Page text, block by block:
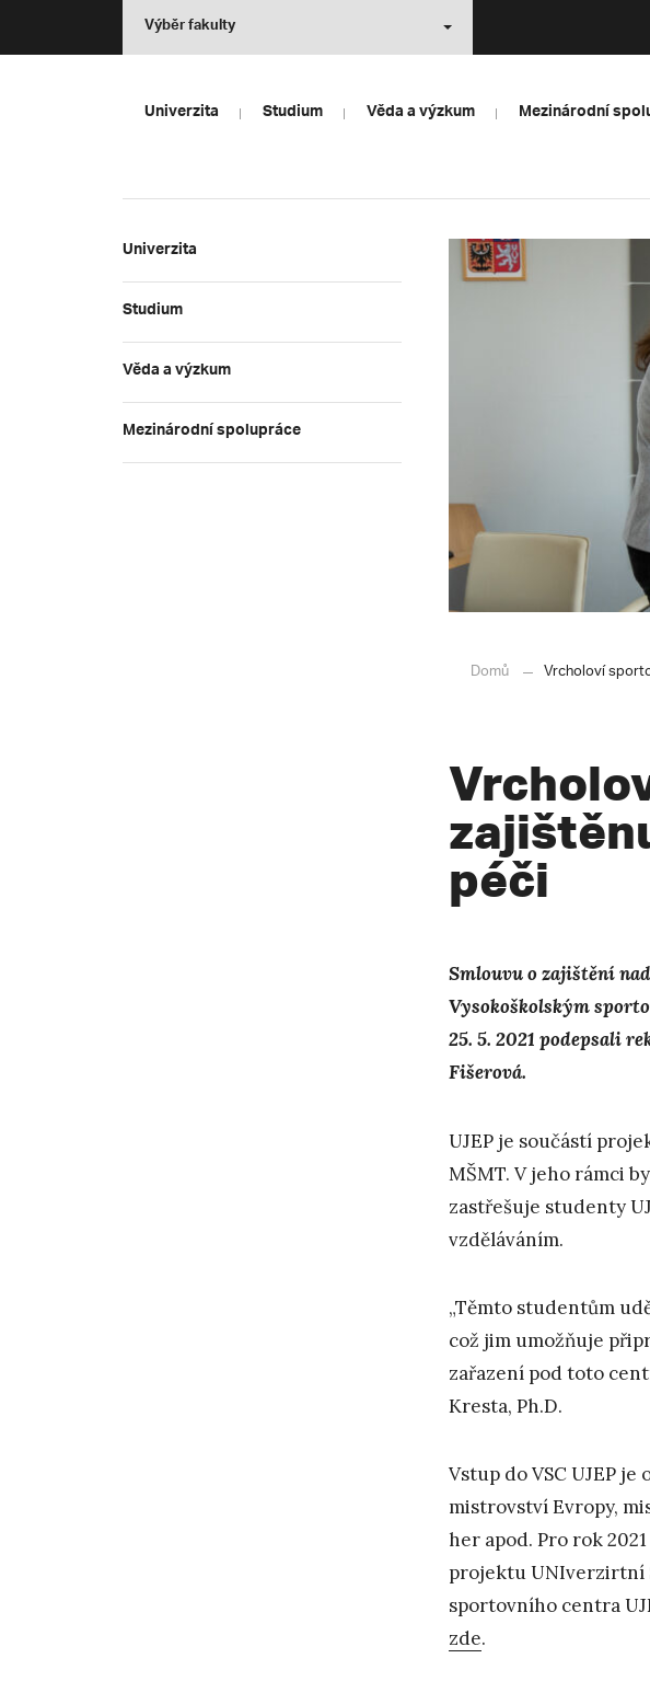
Výběr fakulty
Univerzita Studium Věda a výzkum Mezinárodní
Univerzita
Studium
Věda a výzkum
Mezinárodní spolupráce
Domů Vrcholoví
péči
Smlouvu o zajištění
Vysokoškolským
25. 5. 2021 podepsali
Fišerová.
UJEP je součástí
MŠMT. V jeho rámci
zastřešuje studenty
vzděláváním.
„Těmto studentům
což jim umožňuje
zařazení pod toto
Kresta, Ph.D.
Vstup do VSC UJEP
mistrovství Evropy,
her apod. Pro rok
projektu UNIverzirtní
sportovního centra
zde.